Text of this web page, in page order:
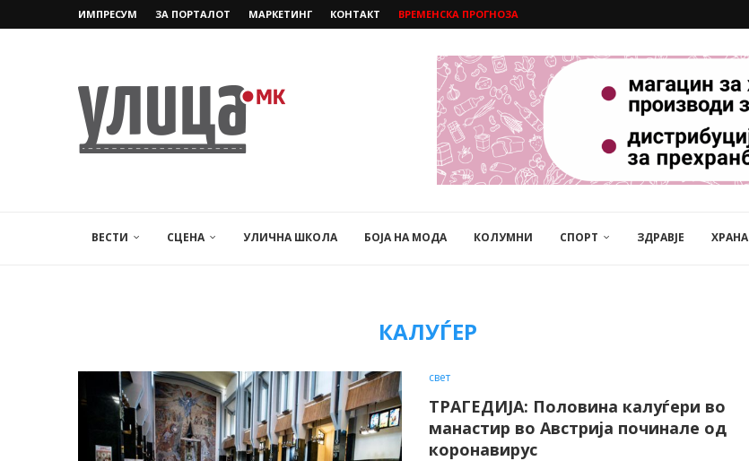
ИМПРЕСУМ ЗА ПОРТАЛОТ МАРКЕТИНГ КОНТАКТ ВРЕМЕНСКА ПРОГНОЗА
ВЕСТИ СЦЕНА УЛИЧНА ШКОЛА БОЈА НА МОДА КОЛУМНИ СПОРТ ЗДРАВЈЕ ХРАНА
КАЛУЃЕР
свет
ТРАГЕДИЈА: Половина калуѓери во
манастир во Австрија починале од
коронавирус